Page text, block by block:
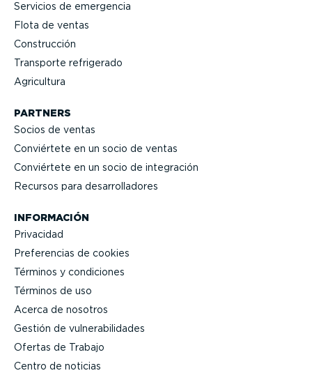
Servicios de emergencia
Flota de ventas
Construcción
Transporte refrigerado
Agricultura
PARTNERS
Socios de ventas
Conviértete en un socio de ventas
Conviértete en un socio de integración
Recursos para desarro­lla­dores
INFORMACIÓN
Privacidad
Prefe­rencias de cookies
Términos y condiciones
Términos de uso
Acerca de nosotros
Gestión de vulne­ra­bi­li­dades
Ofertas de Trabajo
Centro de noticias